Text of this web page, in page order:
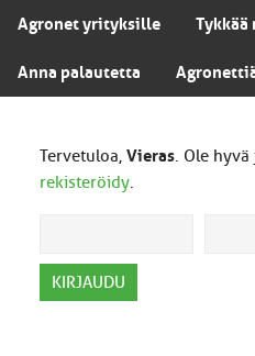
Agronet yrityksille Tykkää
Anna palautetta
Tervetuloa, Vieras. Ole hyvä
rekisteröidy.